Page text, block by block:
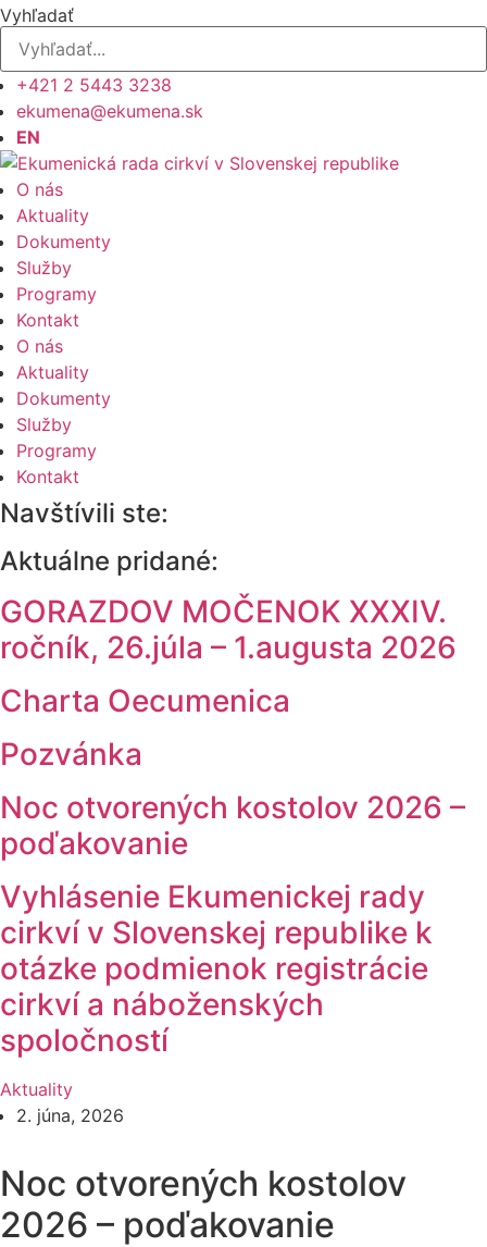
Preskočiť
obsah
Vyhľadať
+421 2 5443 3238
ekumena@ekumena.sk
EN
O nás
Aktuality
Dokumenty
Služby
Programy
Kontakt
O nás
Aktuality
Dokumenty
Služby
Programy
Kontakt
Navštívili ste:
Aktuálne pridané:
GORAZDOV MOČENOK XXXIV.
ročník, 26.júla – 1.augusta 2026
Charta Oecumenica
Pozvánka
Noc otvorených kostolov 2026 –
poďakovanie
Vyhlásenie Ekumenickej rady
cirkví v Slovenskej republike k
otázke podmienok registrácie
cirkví a náboženských
spoločností
Aktuality
2. júna, 2026
Noc otvorených kostolov
2026 – poďakovanie